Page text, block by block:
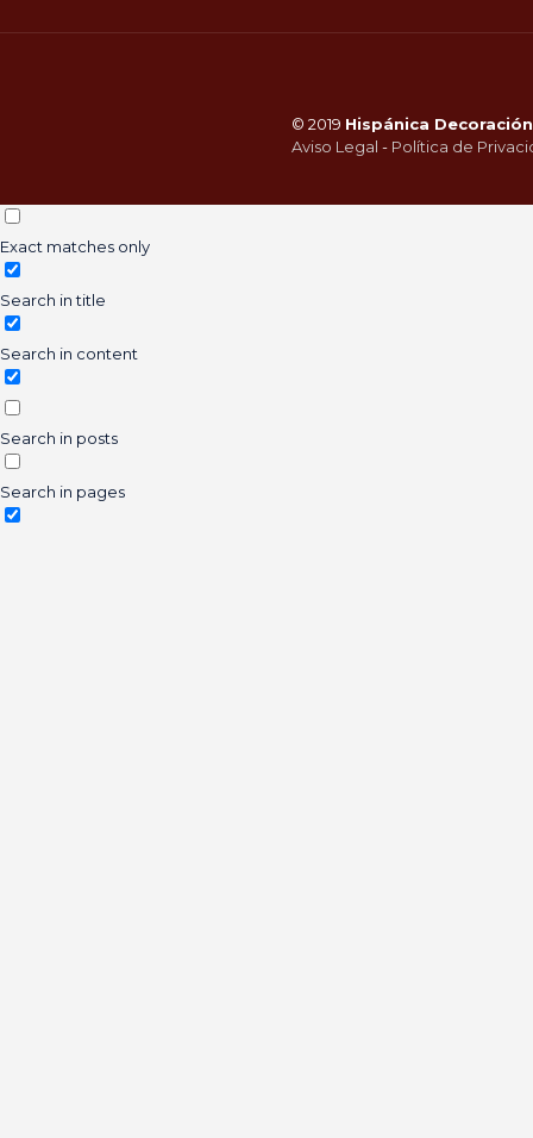
© 2019 Hispánica Decoración
Aviso Legal - Política de
Exact matches only
Search in title
Search in content
Search in posts
Search in pages